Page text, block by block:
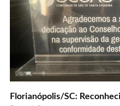
Florianópolis/SC: